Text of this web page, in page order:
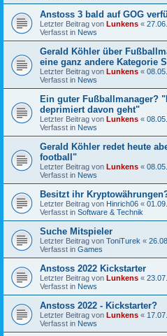
Anstoss 3 bald auf GOG
Letzter Beitrag von Lunkens «
Verfasst in News
Gerald Köhler über
eine ganz andere Kategorie
Letzter Beitrag von Lunkens «
Verfasst in News
Ein guter Fußballmanager?
deprimiert davon geht"
Letzter Beitrag von Lunkens «
Verfasst in News
Gerald Köhler redet heute
football"
Letzter Beitrag von Lunkens «
Verfasst in News
Besitzt ihr
Letzter Beitrag von Hinrich06 «
Verfasst in Software & Technik
Suche Mitspieler
Letzter Beitrag von ToniTurek «
Verfasst in Games
Anstoss 2022 Kickstarter
Letzter Beitrag von Lunkens «
Verfasst in News
Anstoss 2022 - Kickstarter?
Letzter Beitrag von Lunkens «
Verfasst in News